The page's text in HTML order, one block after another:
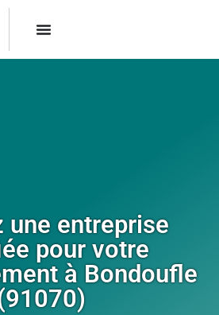
une entreprise
pour votre
à Bondoufle